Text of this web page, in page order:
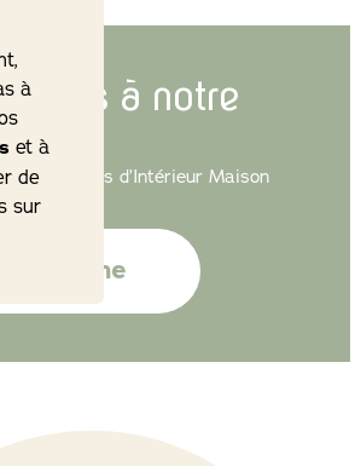
à
et à
de
sur
vous à notre
promotions d’Intérieur Maison
mail…
m’abonne